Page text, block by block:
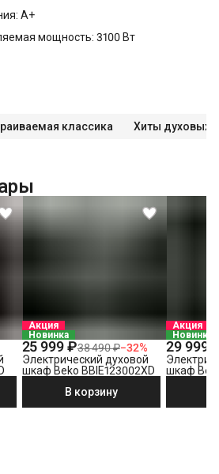
A+
мощность: 3100 Вт
классика Хиты духовых
Акция
Новинка
25 999 ₽38 490 ₽−32%
Электрический духовой
шкаф Beko BBIE123002XD
В корзину
Акция
Новинка
29 999
шкаф